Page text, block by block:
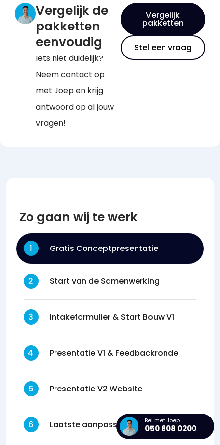
Bel met Joep
050 808 0200
Vergelijk de
pakketten
eenvoudig
Iets niet duidelijk?
Neem contact op
met Joep en krijg
antwoord op al jouw
vragen!
Vergelijk
pakketten
Stel een vraag
Zo gaan wij te werk
Gratis Conceptpresentatie
Start van de Samenwerking
Intakeformulier & Start Bouw V1
Presentatie V1 & Feedbackronde
Presentatie V2 Website
Laatste aanpassingen verwerken